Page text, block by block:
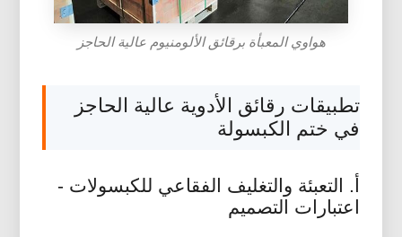
هواوي المعبأة برقائق الألومنيوم عالية الحاجز
تطبيقات رقائق الأدوية عالية الحاجز
في ختم الكبسولة
أ. التعبئة والتغليف الفقاعي للكبسولات -
اعتبارات التصميم